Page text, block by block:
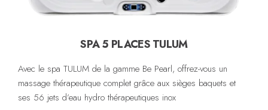
SPA 5 PLACES TULUM
Avec le spa TULUM de la gamme Be Pearl, offrez-vous un
massage thérapeutique complet grâce aux sièges baquets et
ses 56 jets d’eau hydro thérapeutiques inox